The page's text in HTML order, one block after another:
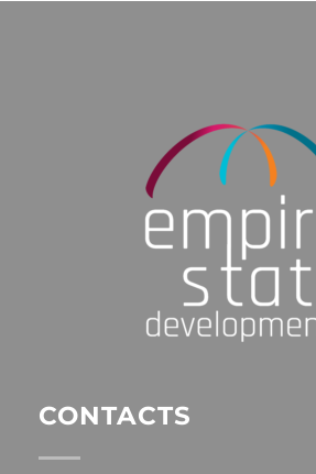
CONTACTS